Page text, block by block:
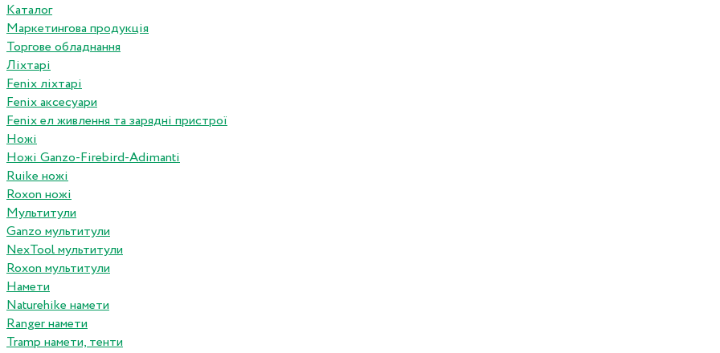
Каталог
Маркетингова продукція
Торгове обладнання
Ліхтарі
Fenix ліхтарі
Fenix аксесуари
Fenix ел живлення та зарядні пристрої
Ножі
Ножі Ganzo-Firebird-Adimanti
Ruike ножі
Roxon ножi
Мультитули
Ganzo мультитули
NexTool мультитули
Roxon мультитули
Намети
Naturehike намети
Ranger намети
Tramp намети, тенти